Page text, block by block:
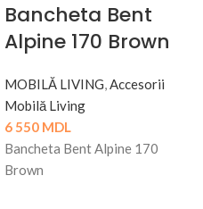
Bancheta Bent
Alpine 170 Brown
MOBILĂ LIVING,Accesorii
Mobilă Living
6 550 MDL
Bancheta Bent Alpine 170
Brown